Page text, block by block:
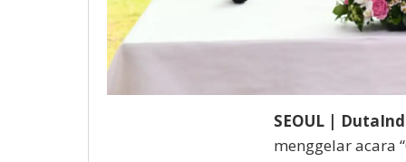
SEOUL |
menggelar acara